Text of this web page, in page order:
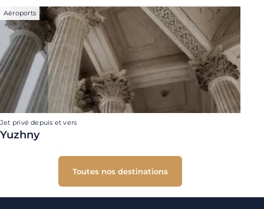
Aéroports
Jet privé depuis et vers
Yuzhny
Toutes nos destinations